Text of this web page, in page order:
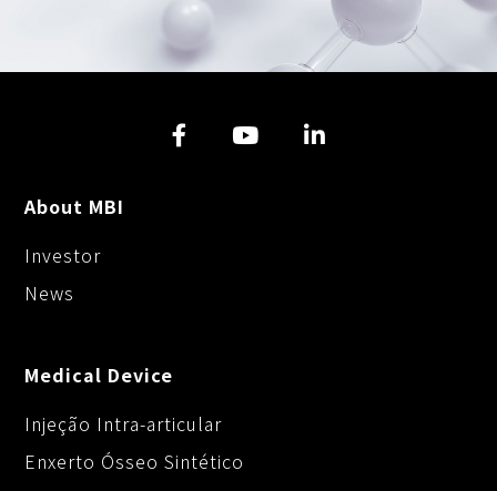
About MBI
Investor
News
Medical Device
Injeção Intra-articular
Enxerto Ósseo Sintético